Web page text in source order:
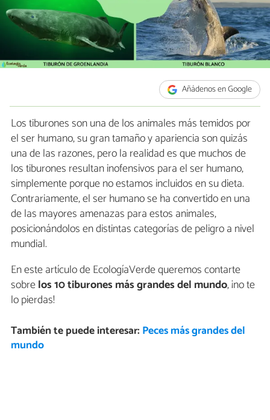
Añádenos en Google
Los tiburones son una de los animales más temidos por
el ser humano, su gran tamaño y apariencia son quizás
una de las razones, pero la realidad es que muchos de
los tiburones resultan inofensivos para el ser humano,
simplemente porque no estamos incluidos en su dieta.
Contrariamente, el ser humano se ha convertido en una
de las mayores amenazas para estos animales,
posicionándolos en distintas categorías de peligro a nivel
mundial.
En este artículo de EcologíaVerde queremos contarte
sobrelos10 tiburones más grandes del mundo, ¡no te
lo pierdas!
También te puede interesar: Peces más grandes del
mundo